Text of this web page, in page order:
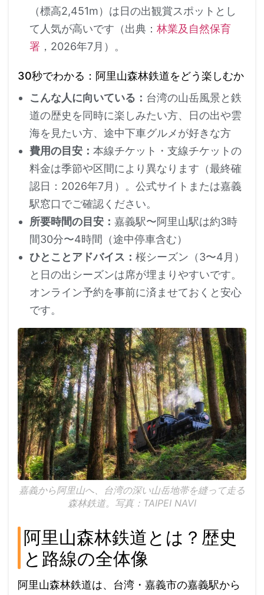
（標高2,451m）は日の出観賞スポットとし
て人気が高いです（出典： 林業及自然保育
署 ，2026年7月）。
30秒でわかる：阿里山森林鉄道をどう楽しむか
こんな人に向いている： 台湾の山岳風景と鉄
道の歴史を同時に楽しみたい方、日の出や雲
海を見たい方、途中下車グルメが好きな方
費用の目安： 本線チケット・支線チケットの
料金は季節や区間により異なります（最終確
認日：2026年7月）。公式サイトまたは嘉義
駅窓口でご確認ください。
所要時間の目安： 嘉義駅〜阿里山駅は約3時
間30分〜4時間（途中停車含む）
ひとことアドバイス： 桜シーズン（3〜4月）
と日の出シーズンは席が埋まりやすいです。
オンライン予約を事前に済ませておくと安心
です。
嘉義から阿里山へ、台湾の深い山岳地帯を縫って走る
森林鉄道。写真：TAIPEI NAVI
阿里山森林鉄道とは？歴史
と路線の全体像
阿里山森林鉄道は、台湾・嘉義市の嘉義駅から